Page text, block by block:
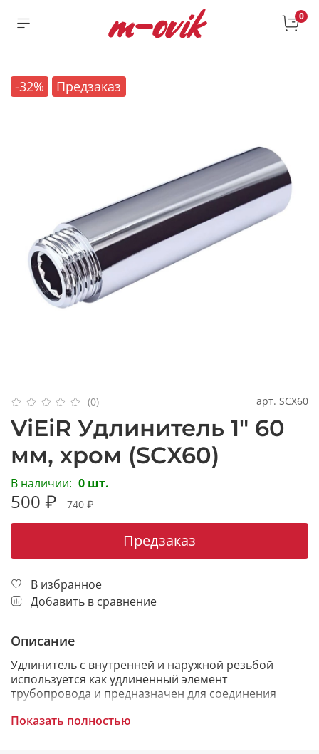
0
-32% Предзаказ
(0) арт. SCX60
ViEiR Удлинитель 1" 60
мм, хром (SCX60)
В наличии: 0 шт.
500 ₽ 740 ₽
Предзаказ
В избранное
Добавить в сравнение
Описание
Удлинитель с внутренней и наружной резьбой
используется как удлиненный элемент
трубопровода и предназначен для соединения
на небольшое расстояние при монтаже
Показать полностью